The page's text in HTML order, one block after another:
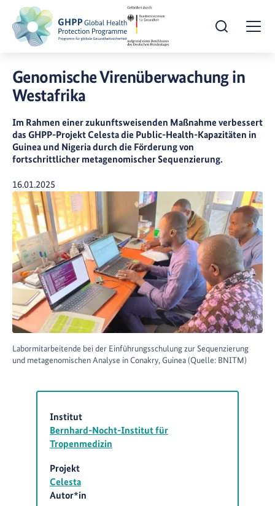
Suche öffnen
Genomische Virenüberwachung in
Westafrika
Im Rahmen einer zukunftsweisenden Maßnahme verbessert
das GHPP-Projekt Celesta die Public-Health-Kapazitäten in
Guinea und Nigeria durch die Förderung von
fortschrittlicher metagenomischer Sequenzierung.
Veröffentlicht am
16.01.2025
Labormitarbeitende bei der Einführungsschulung zur Sequenzierung
und metagenomischen Analyse in Conakry, Guinea (Quelle: BNITM)
Institut
Bernhard-Nocht-Institut für
Tropenmedizin
Projekt
Celesta
Autor*in